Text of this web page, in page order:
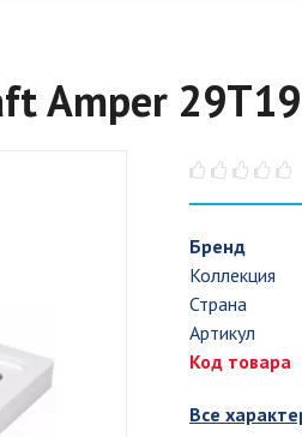
Amper
Бренд
Коллекция
Страна
Артикул
Код товара
Все